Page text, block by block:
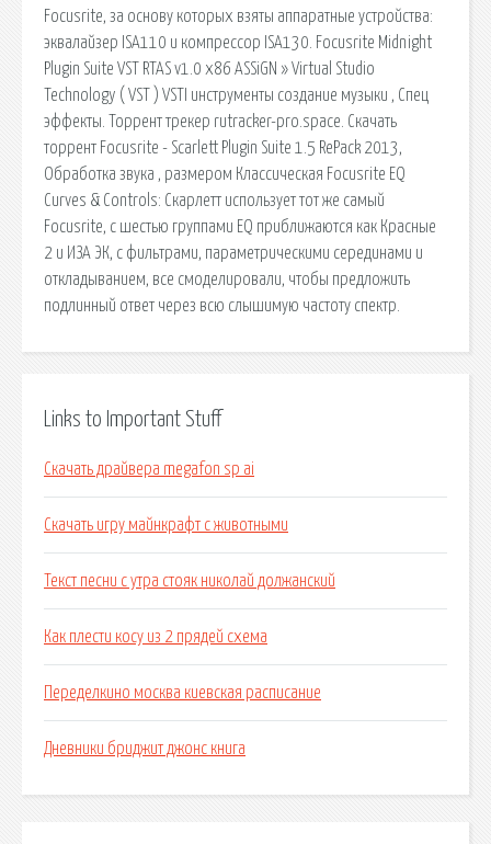
Focusrite, за основу которых взяты аппаратные устройства:
эквалайзер ISA110 и компрессор ISA130. Focusrite Midnight
Plugin Suite VST RTAS v1.0 x86 ASSiGN » Virtual Studio
Technology ( VST ) VSTI инструменты создание музыки , Спец
эффекты. Торрент трекер rutracker-pro.space. Скачать
торрент Focusrite - Scarlett Plugin Suite 1.5 RePack 2013,
Обработка звука , размером Классическая Focusrite EQ
Curves & Controls: Скарлетт использует тот же самый
Focusrite, с шестью группами EQ приближаются как Красные
2 и ИЗА ЭК, с фильтрами, параметрическими серединами и
откладыванием, все смоделировали, чтобы предложить
подлинный ответ через всю слышимую частоту спектр.
Links to Important Stuff
Скачать драйвера megafon sp ai
Скачать игру майнкрафт с животными
Текст песни с утра стояк николай должанский
Как плести косу из 2 прядей схема
Переделкино москва киевская расписание
Дневники бриджит джонс книга